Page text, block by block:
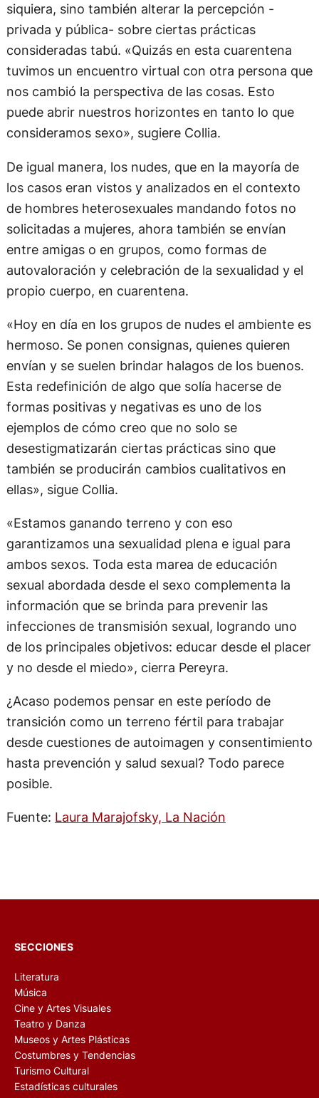
siquiera, sino también alterar la percepción -
privada y pública- sobre ciertas prácticas
consideradas tabú. «Quizás en esta cuarentena
tuvimos un encuentro virtual con otra persona que
nos cambió la perspectiva de las cosas. Esto
puede abrir nuestros horizontes en tanto lo que
consideramos sexo», sugiere Collia.
De igual manera, los nudes, que en la mayoría de
los casos eran vistos y analizados en el contexto
de hombres heterosexuales mandando fotos no
solicitadas a mujeres, ahora también se envían
entre amigas o en grupos, como formas de
autovaloración y celebración de la sexualidad y el
propio cuerpo, en cuarentena.
«Hoy en día en los grupos de nudes el ambiente es
hermoso. Se ponen consignas, quienes quieren
envían y se suelen brindar halagos de los buenos.
Esta redefinición de algo que solía hacerse de
formas positivas y negativas es uno de los
ejemplos de cómo creo que no solo se
desestigmatizarán ciertas prácticas sino que
también se producirán cambios cualitativos en
ellas», sigue Collia.
«Estamos ganando terreno y con eso
garantizamos una sexualidad plena e igual para
ambos sexos. Toda esta marea de educación
sexual abordada desde el sexo complementa la
información que se brinda para prevenir las
infecciones de transmisión sexual, logrando uno
de los principales objetivos: educar desde el placer
y no desde el miedo», cierra Pereyra.
¿Acaso podemos pensar en este período de
transición como un terreno fértil para trabajar
desde cuestiones de autoimagen y consentimiento
hasta prevención y salud sexual? Todo parece
posible.
Fuente: Laura Marajofsky, La Nación
SECCIONES
Literatura
Música
Cine y Artes Visuales
Teatro y Danza
Museos y Artes Plásticas
Costumbres y Tendencias
Turismo Cultural
Estadísticas culturales